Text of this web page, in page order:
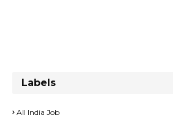
Labels
All India Job